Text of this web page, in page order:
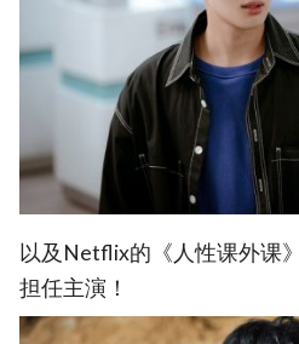
以及Netflix的《人性课外课
担任主演！